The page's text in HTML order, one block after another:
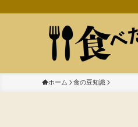
ホーム 食の豆知識